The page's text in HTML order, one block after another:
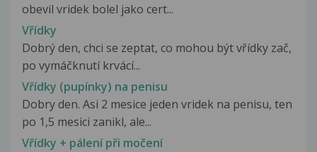
obevil vridek bolel jako cert...
Vřídky
Dobrý den, chci se zeptat, co mohou být vřídky zač,
po vymáčknutí krvácí...
Vřídky (pupínky) na penisu
Dobry den. Asi 2 mesice jeden vridek na penisu, ten
po 1,5 mesici zanikl, ale...
Vřídky + pálení při močení